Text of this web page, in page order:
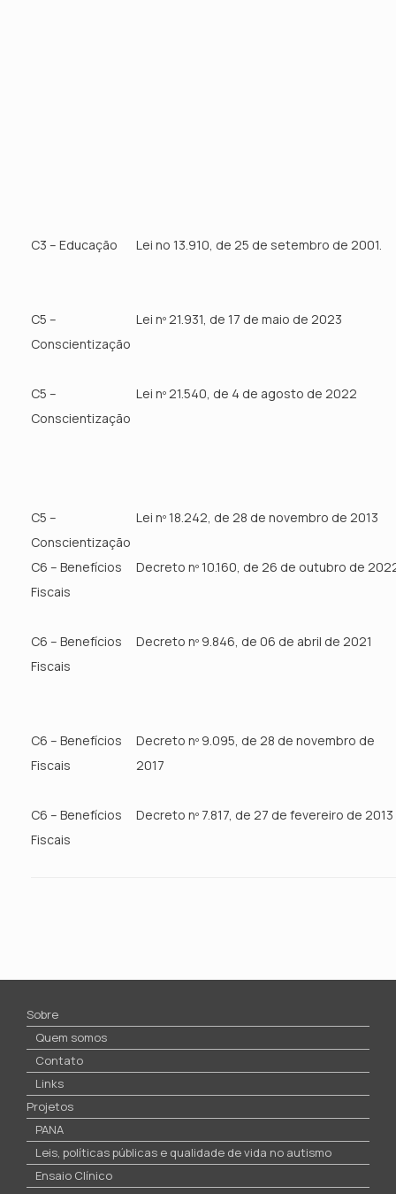
C3 – Educação Lei no 13.910, de 25 de setembro de 2001.
C5 –
Conscientização
Lei nº 21.931, de 17 de maio de 2023
C5 –
Conscientização
Lei nº 21.540, de 4 de agosto de 2022
C5 –
Conscientização
Lei nº 18.242, de 28 de novembro de 2013
C6 – Benefícios
Fiscais
Decreto nº 10.160, de 26 de outubro de
C6 – Benefícios
Fiscais
Decreto nº 9.846, de 06 de abril de 2021
C6 – Benefícios
Fiscais
Decreto nº 9.095, de 28 de novembro de
2017
C6 – Benefícios
Fiscais
Decreto nº 7.817, de 27 de fevereiro de 2013
Sobre
Quem somos
Contato
Links
Projetos
PANA
Leis, políticas públicas e qualidade de vida no autismo
Ensaio Clínico